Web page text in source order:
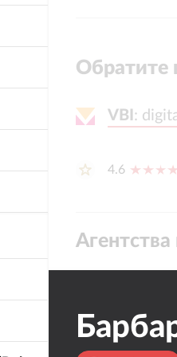
Обратите
VBI :
VBI :
4.6
Агентства